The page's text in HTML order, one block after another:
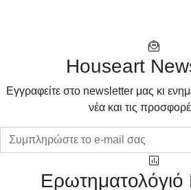
Houseart
Eγγραφείτε στο newsletter μας κι
νέα και τις